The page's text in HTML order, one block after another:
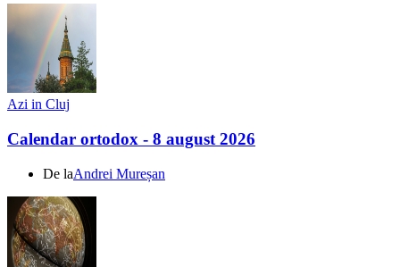
Azi in Cluj
Calendar ortodox - 8 august 2026
De laAndrei Mureșan